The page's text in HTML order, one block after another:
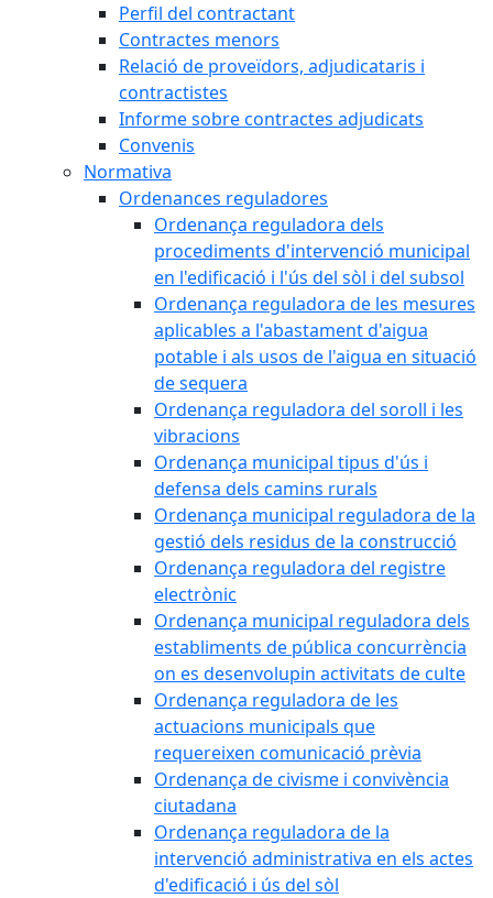
Perfil del contractant
Contractes menors
Relació de proveïdors, adjudicataris i
contractistes
Informe sobre contractes adjudicats
Convenis
Normativa
Ordenances reguladores
Ordenança reguladora dels
procediments d'intervenció municipal
en l'edificació i l'ús del sòl i del subsol
Ordenança reguladora de les mesures
aplicables a l'abastament d'aigua
potable i als usos de l'aigua en situació
de sequera
Ordenança reguladora del soroll i les
vibracions
Ordenança municipal tipus d'ús i
defensa dels camins rurals
Ordenança municipal reguladora de la
gestió dels residus de la construcció
Ordenança reguladora del registre
electrònic
Ordenança municipal reguladora dels
establiments de pública concurrència
on es desenvolupin activitats de culte
Ordenança reguladora de les
actuacions municipals que
requereixen comunicació prèvia
Ordenança de civisme i convivència
ciutadana
Ordenança reguladora de la
intervenció administrativa en els actes
d'edificació i ús del sòl